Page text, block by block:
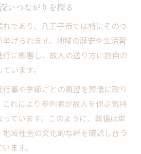
行う際の留意点まとめ
地域文化の注意点まとめ表
化を踏まえた段取りの流れ
心して葬儀を進めるコツ
配慮した参列時のマナー
儀地域文化でよくある質問
いつながりを探る
であり、八王子市では特にそのつ
げられます。地域の歴史や生活習
に影響し、故人の送り方に独自の
います。
事や季節ごとの風習を葬儀に取り
れにより参列者が故人を偲ぶ気持
ています。このように、葬儀は単
域社会の文化的な絆を確認し合う
ます。